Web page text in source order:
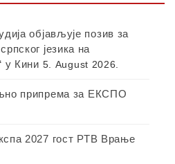
објављује позив за
језика на
у Кини 5. August 2026.
припрема за ЕКСПО
2027 гост РТВ Врање